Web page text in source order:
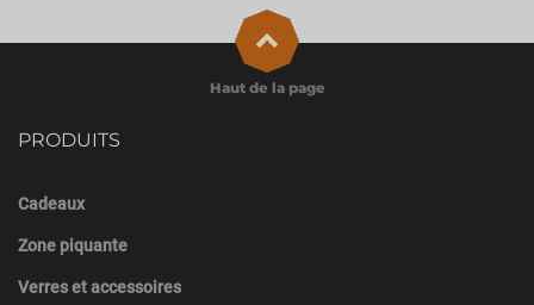
PRODUITS
Cadeaux
Zone piquante
Verres et accessoires
Haut de la page